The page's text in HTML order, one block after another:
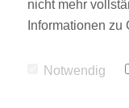
nicht mehr
Informationen
Notwendig